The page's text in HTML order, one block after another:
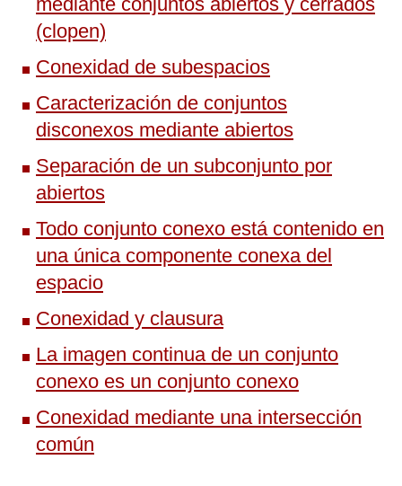
(clopen)
Conexidad de subespacios
Caracterización de conjuntos
disconexos mediante abiertos
Separación de un subconjunto por
abiertos
Todo conjunto conexo está contenido en
una única componente conexa del
espacio
Conexidad y clausura
La imagen continua de un conjunto
conexo es un conjunto conexo
Conexidad mediante una intersección
común